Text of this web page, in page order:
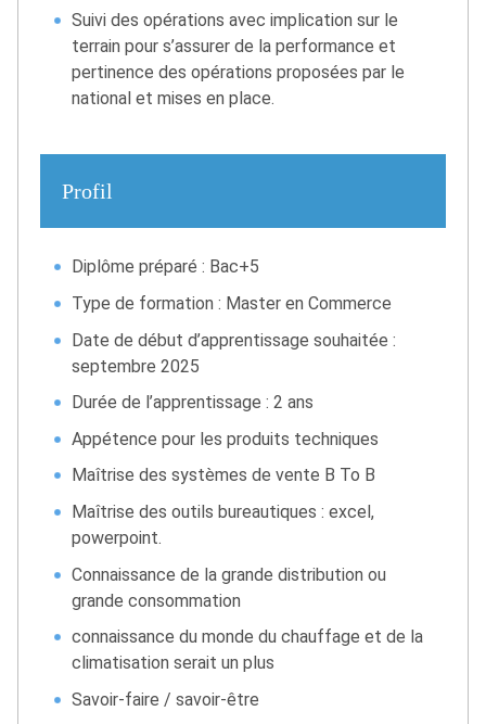
Suivi des opérations avec implication sur le
terrain pour s’assurer de la performance et
pertinence des opérations proposées par le
national et mises en place.
Profil
Diplôme préparé : Bac+5
Type de formation : Master en Commerce
Date de début d’apprentissage souhaitée :
septembre 2025
Durée de l’apprentissage : 2 ans
Appétence pour les produits techniques
Maîtrise des systèmes de vente B To B
Maîtrise des outils bureautiques : excel,
powerpoint.
Connaissance de la grande distribution ou
grande consommation
connaissance du monde du chauffage et de la
climatisation serait un plus
Savoir-faire / savoir-être